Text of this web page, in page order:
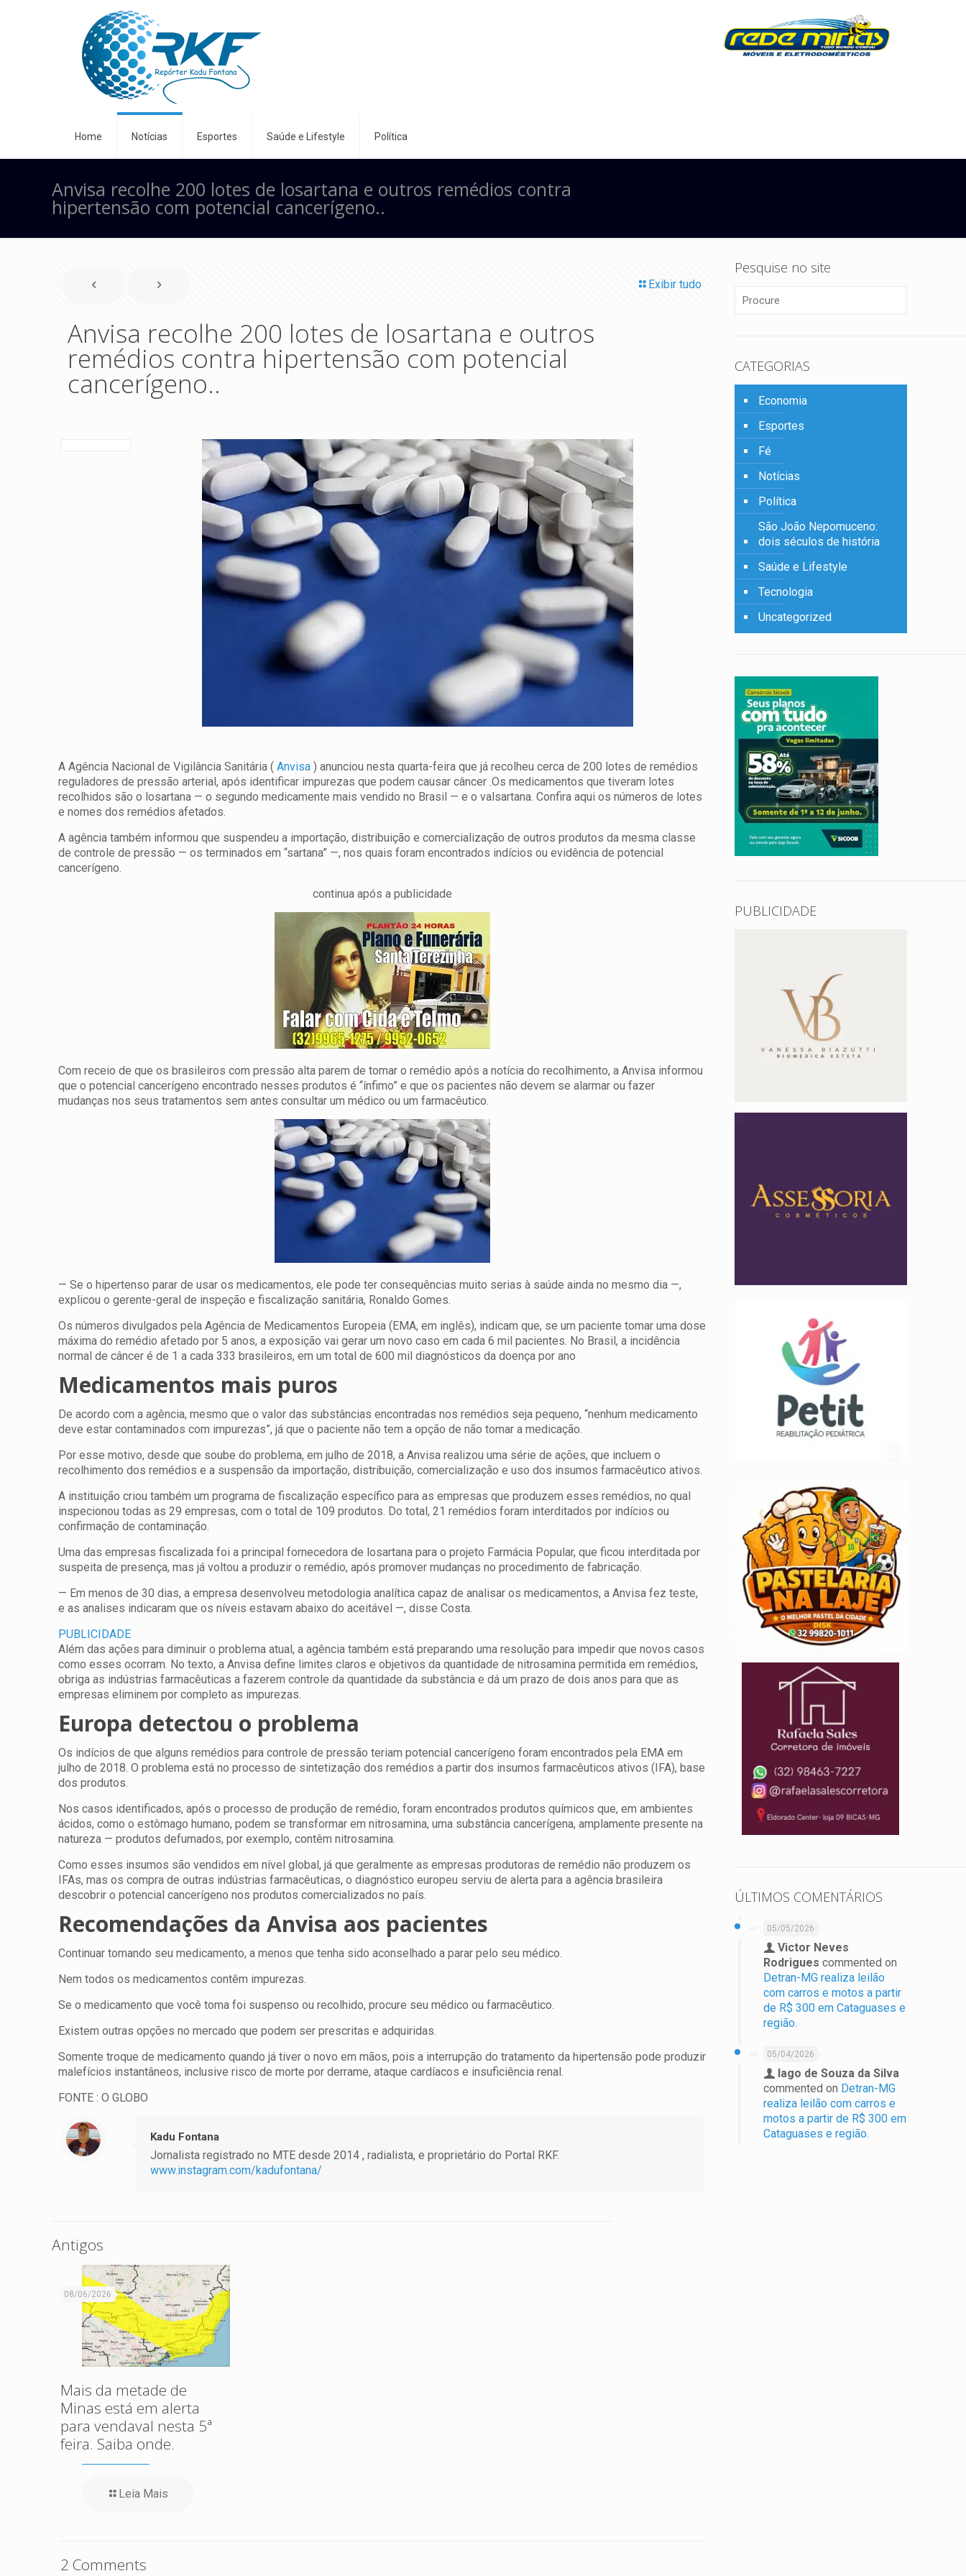
Home Notícias Esportes Saúde e Lifestyle Política
Anvisa recolhe 200 lotes de losartana e outros remédios contra
hipertensão com potencial cancerígeno..
Exibir tudo
Anvisa recolhe 200 lotes de losartana e outros
remédios contra hipertensão com potencial
cancerígeno..
A Agência Nacional de Vigilância Sanitária (Anvisa ) anunciou nesta quarta-feira que já recolheu cerca de 200 lotes de remédios
reguladores de pressão arterial, após identificar impurezas que podem causar câncer .Os medicamentos que tiveram lotes
recolhidos são o losartana — o segundo medicamente mais vendido no Brasil — e o valsartana. Confira aqui os números de lotes
e nomes dos remédios afetados.
A agência também informou que suspendeu a importação, distribuição e comercialização de outros produtos da mesma classe
de controle de pressão — os terminados em “sartana” —, nos quais foram encontrados indícios ou evidência de potencial
cancerígeno.
continua após a publicidade
Com receio de que os brasileiros com pressão alta parem de tomar o remédio após a notícia do recolhimento, a Anvisa informou
que o potencial cancerígeno encontrado nesses produtos é “ínfimo” e que os pacientes não devem se alarmar ou fazer
mudanças nos seus tratamentos sem antes consultar um médico ou um farmacêutico.
— Se o hipertenso parar de usar os medicamentos, ele pode ter consequências muito serias à saúde ainda no mesmo dia —,
explicou o gerente-geral de inspeção e fiscalização sanitária, Ronaldo Gomes.
Os números divulgados pela Agência de Medicamentos Europeia (EMA, em inglês), indicam que, se um paciente tomar uma dose
máxima do remédio afetado por 5 anos, a exposição vai gerar um novo caso em cada 6 mil pacientes. No Brasil, a incidência
normal de câncer é de 1 a cada 333 brasileiros, em um total de 600 mil diagnósticos da doença por ano
Medicamentos mais puros
De acordo com a agência, mesmo que o valor das substâncias encontradas nos remédios seja pequeno, “nenhum medicamento
deve estar contaminados com impurezas”, já que o paciente não tem a opção de não tomar a medicação.
Por esse motivo, desde que soube do problema, em julho de 2018, a Anvisa realizou uma série de ações, que incluem o
recolhimento dos remédios e a suspensão da importação, distribuição, comercialização e uso dos insumos farmacêutico ativos.
A instituição criou também um programa de fiscalização específico para as empresas que produzem esses remédios, no qual
inspecionou todas as 29 empresas, com o total de 109 produtos. Do total, 21 remédios foram interditados por indícios ou
confirmação de contaminação.
Uma das empresas fiscalizada foi a principal fornecedora de losartana para o projeto Farmácia Popular, que ficou interditada por
suspeita de presença, mas já voltou a produzir o remédio, após promover mudanças no procedimento de fabricação.
— Em menos de 30 dias, a empresa desenvolveu metodologia analítica capaz de analisar os medicamentos, a Anvisa fez teste,
e as analises indicaram que os níveis estavam abaixo do aceitável —, disse Costa.
PUBLICIDADE
Além das ações para diminuir o problema atual, a agência também está preparando uma resolução para impedir que novos casos
como esses ocorram. No texto, a Anvisa define limites claros e objetivos da quantidade de nitrosamina permitida em remédios,
obriga as indústrias farmacêuticas a fazerem controle da quantidade da substância e dá um prazo de dois anos para que as
empresas eliminem por completo as impurezas.
Europa detectou o problema
Os indícios de que alguns remédios para controle de pressão teriam potencial cancerígeno foram encontrados pela EMA em
julho de 2018. O problema está no processo de sintetização dos remédios a partir dos insumos farmacêuticos ativos (IFA), base
dos produtos.
Nos casos identificados, após o processo de produção de remédio, foram encontrados produtos químicos que, em ambientes
ácidos, como o estômago humano, podem se transformar em nitrosamina, uma substância cancerígena, amplamente presente na
natureza — produtos defumados, por exemplo, contêm nitrosamina.
Como esses insumos são vendidos em nível global, já que geralmente as empresas produtoras de remédio não produzem os
IFAs, mas os compra de outras indústrias farmacêuticas, o diagnóstico europeu serviu de alerta para a agência brasileira
descobrir o potencial cancerígeno nos produtos comercializados no país.
Recomendações da Anvisa aos pacientes
Continuar tomando seu medicamento, a menos que tenha sido aconselhado a parar pelo seu médico.
Nem todos os medicamentos contêm impurezas.
Se o medicamento que você toma foi suspenso ou recolhido, procure seu médico ou farmacêutico.
Existem outras opções no mercado que podem ser prescritas e adquiridas.
Somente troque de medicamento quando já tiver o novo em mãos, pois a interrupção do tratamento da hipertensão pode produzir
malefícios instantâneos, inclusive risco de morte por derrame, ataque cardíacos e insuficiência renal.
FONTE : O GLOBO
Kadu Fontana
Jornalista registrado no MTE desde 2014 , radialista, e proprietário do Portal RKF.
www.instagram.com/kadufontana/
Antigos
08/06/2026
Mais da metade de
Minas está em alerta
para vendaval nesta 5ª
feira. Saiba onde.
Leia Mais
2 Comments
Pesquise no site
CATEGORIAS
Economia
Esportes
Fé
Notícias
Política
São João Nepomuceno:
dois séculos de história
Saúde e Lifestyle
Tecnologia
Uncategorized
PUBLICIDADE
ÚLTIMOS COMENTÁRIOS
05/05/2026
Victor Neves
Rodrigues commented on
Detran-MG realiza leilão
com carros e motos a partir
de R$ 300 em Cataguases e
região.
05/04/2026
Iago de Souza da Silva
commented on Detran-MG
realiza leilão com carros e
motos a partir de R$ 300 em
Cataguases e região.